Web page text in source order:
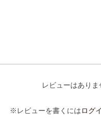
レビューはありま
※レビューを書くにはログ